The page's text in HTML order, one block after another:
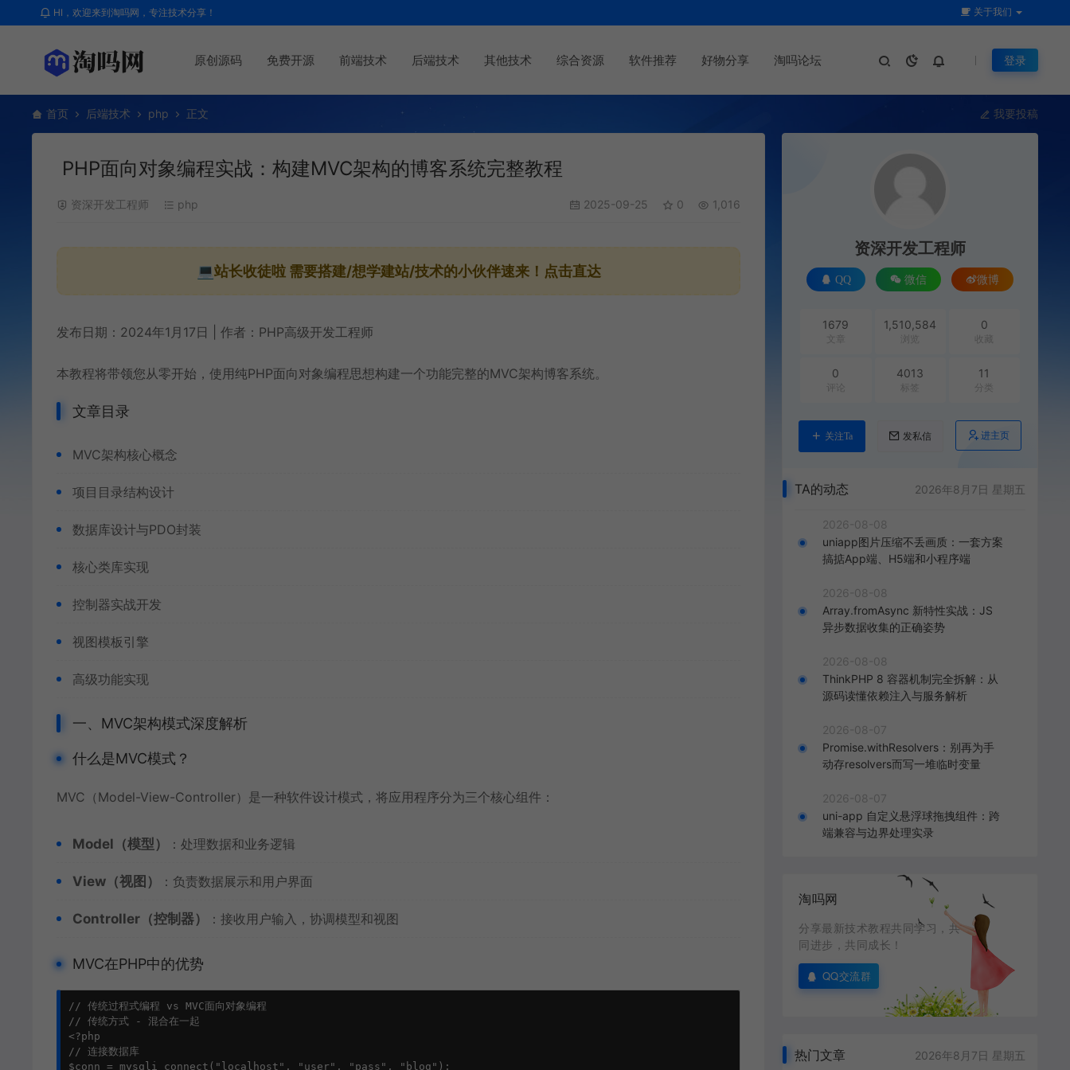
HI，欢迎来到淘吗网，专注技术分享！ 关于我们
原创源码 免费开源 前端技术 后端技术 其他技术 综合资源 软件推荐 好物分享 淘吗论坛 登录
首页 后端技术 php 正文 我要投稿
PHP面向对象编程实战：构建MVC架构的博客系统完整教程
资深开发工程师 php 2025-09-25 0 1,016
💻站长收徒啦 需要搭建/想学建站/技术的小伙伴速来！点击直达
发布日期：2024年1月17日 | 作者：PHP高级开发工程师
本教程将带领您从零开始，使用纯PHP面向对象编程思想构建一个功能完整的MVC架构博客系统。
文章目录
MVC架构核心概念
项目目录结构设计
数据库设计与PDO封装
核心类库实现
控制器实战开发
视图模板引擎
高级功能实现
一、MVC架构模式深度解析
什么是MVC模式？
MVC（Model-View-Controller）是一种软件设计模式，将应用程序分为三个核心组件：
Model（模型） ：处理数据和业务逻辑
View（视图） ：负责数据展示和用户界面
Controller（控制器） ：接收用户输入，协调模型和视图
MVC在PHP中的优势
// 传统过程式编程 vs MVC面向对象编程
// 传统方式 - 混合在一起
<?php
// 连接数据库
$conn = mysqli_connect("localhost", "user", "pass", "blog");
资深开发工程师
QQ 微信 微博
1679
文章
1,510,584
浏览
0
收藏
0
评论
4013
标签
11
分类
关注Ta 发私信 进主页
TA的动态 2026年8月7日 星期五
2026-08-08
uniapp图片压缩不丢画质：一套方案
搞掂App端、H5端和小程序端
2026-08-08
Array.fromAsync 新特性实战：JS
异步数据收集的正确姿势
2026-08-08
ThinkPHP 8 容器机制完全拆解：从
源码读懂依赖注入与服务解析
2026-08-07
Promise.withResolvers：别再为手
动存resolvers而写一堆临时变量
2026-08-07
uni-app 自定义悬浮球拖拽组件：跨
端兼容与边界处理实录
淘吗网
分享最新技术教程共同学习，共
同进步，共同成长！
QQ交流群
热门文章 2026年8月7日 星期五